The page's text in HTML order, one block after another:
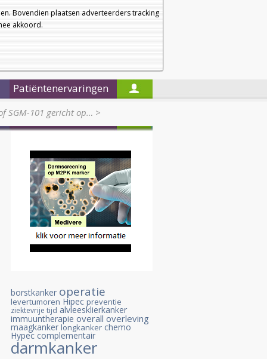
Bovendien plaatsen adverteerders tracking
akkoord.
a
a
Nieuwsbrief
Startpagina
Patiëntenervaringen
SGM-101 gericht op… >
borstkanker operatie
levertumoren Hipec preventie
ziektevrije tijd alvleesklierkanker
immuuntherapie overall overleving
maagkanker longkanker chemo
Hypec complementair
darmkanker